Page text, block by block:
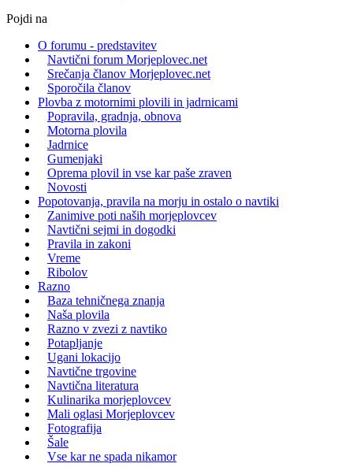
Pojdi na
O forumu - predstavitev
Navtični forum Morjeplovec.net
Srečanja članov Morjeplovec.net
Sporočila članov
Plovba z motornimi plovili in jadrnicami
Popravila, gradnja, obnova
Motorna plovila
Jadrnice
Gumenjaki
Oprema plovil in vse kar paše zraven
Novosti
Popotovanja, pravila na morju in ostalo o navtiki
Zanimive poti naših morjeplovcev
Navtični sejmi in dogodki
Pravila in zakoni
Vreme
Ribolov
Razno
Baza tehničnega znanja
Naša plovila
Razno v zvezi z navtiko
Potapljanje
Ugani lokacijo
Navtične trgovine
Navtična literatura
Kulinarika morjeplovcev
Mali oglasi Morjeplovcev
Fotografija
Šale
Vse kar ne spada nikamor